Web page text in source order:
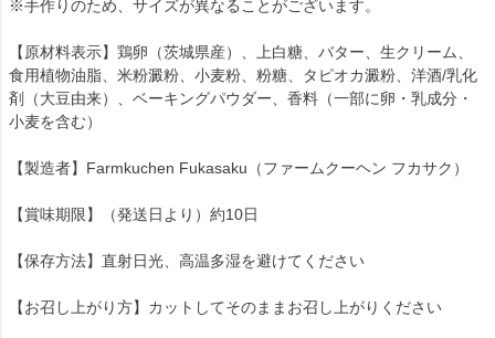
※手作りのため、サイズが異なることがございます。
【原材料表示】鶏卵（茨城県産）、上白糖、バター、生クリーム、
食用植物油脂、米粉澱粉、小麦粉、粉糖、タピオカ澱粉、洋酒/乳化
剤（大豆由来）、ベーキングパウダー、香料（一部に卵・乳成分・
小麦を含む）
【製造者】Farmkuchen Fukasaku（ファームクーヘン フカサク）
【賞味期限】（発送日より）約10日
【保存方法】直射日光、高温多湿を避けてください
【お召し上がり方】カットしてそのままお召し上がりください